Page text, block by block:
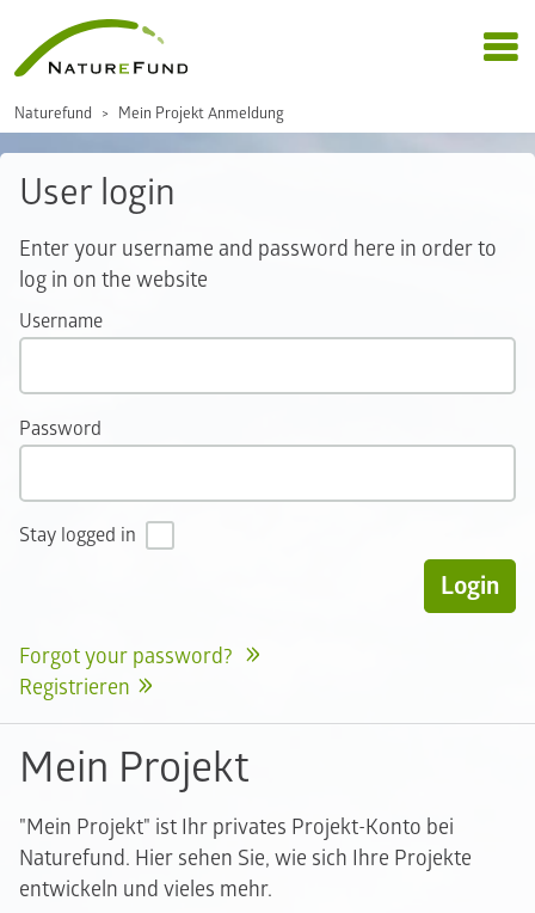
Naturefund Mein Projekt Anmeldung
User login
Enter your username and password here in order to
log in on the website
Username
Password
Stay logged in
Forgot your password?
Registrieren
Mein Projekt
"Mein Projekt" ist Ihr privates Projekt-Konto bei
Naturefund. Hier sehen Sie, wie sich Ihre Projekte
entwickeln und vieles mehr.